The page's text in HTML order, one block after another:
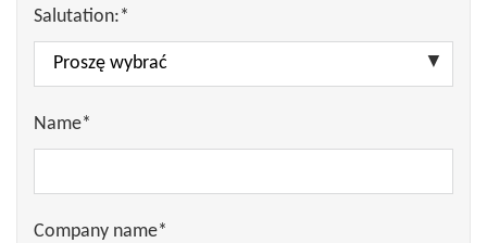
Salutation:*
Name*
Company name*